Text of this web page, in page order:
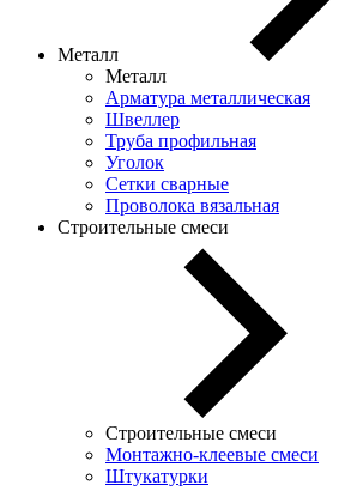
Металл
Металл
Арматура металлическая
Швеллер
Труба профильная
Уголок
Сетки сварные
Проволока вязальная
Строительные смеси
Строительные смеси
Монтажно-клеевые смеси
Штукатурки